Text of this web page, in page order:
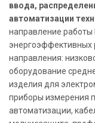
ввода,
автоматизации
направление работы
энергоэффективных
направления:
оборудование
изделия для
приборы измерения
автоматизации,